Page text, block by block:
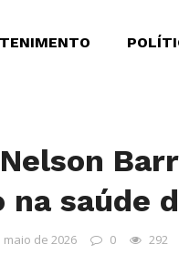
Nelson
saúde
maio de 2026 0 292